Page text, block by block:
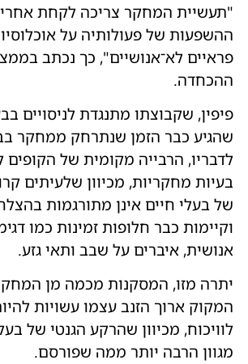
"תעשיית המחקר צריכה לקחת
ההשפעות של פעולותיה על
פראיים לא־אנושיים", כך נכתב
ההכחדה.
פיפין, שקבוצתו מתנגדת לניסויים
שהגיע כבר הזמן שנתרחק ממחקר
לדבריו, הרבייה מקומית של
בעיות מחקריות, מכיוון שלעיתים
של בעלי חיים אינן מתורגמות
וקיימות כבר חלופות זמינות כמו
אנושית, איברים על שבב ותאי גזע.
יתרה מזו, המסקנות מכמה מן
המקוק ארוך הזנב עצמו עשויות
לוויכוח, מכיוון שהרקע הגנטי של
מגוון הרבה יותר ממה שפורסם.